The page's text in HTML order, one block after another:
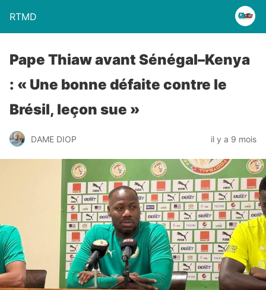
RTMD
Pape Thiaw avant Sénégal–Kenya
: « Une bonne défaite contre le
Brésil, leçon sue »
DAME DIOP il y a 9 mois